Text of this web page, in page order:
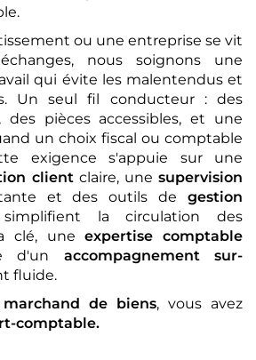
ou une entreprise se vit
nous soignons une
qui évite les malentendus et
Un seul fil conducteur : des
des pièces accessibles, et une
un choix fiscal ou comptable
exigence s'appuie sur une
client claire, unesupervision
et des outils degestion
la circulation des
clé, uneexpertise comptable
d'un accompagnement sur-
fluide.
de biens, vous avez
comptable.